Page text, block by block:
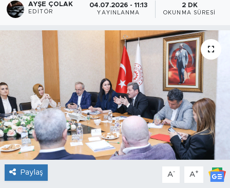
AYŞE ÇOLAK
EDITÖR
04.07.2026 - 11:13
YAYINLANMA
2 DK
OKUNMA SÜRESI
Paylaş A- A+
Haber Arşivi